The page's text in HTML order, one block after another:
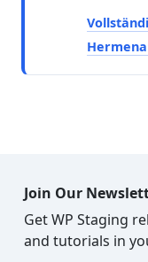
Join Our
Get WP Staging
and tutorials in